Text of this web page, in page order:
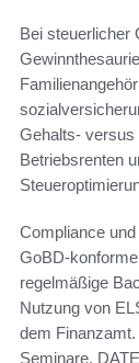
Bei steuerlicher
Gehalts- versus
Betriebsrenten
Compliance
GoBD-
regelmäßige
Nutzung von
dem
Seminare,